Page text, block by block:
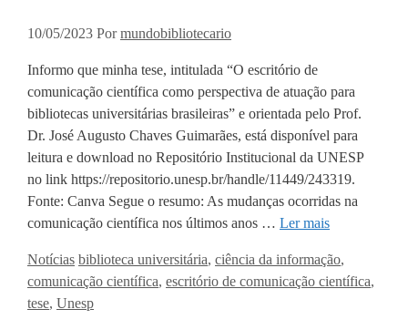
10/05/2023 Pormundobibliotecario
Informo que minha tese, intitulada “O escritório de
comunicação científica como perspectiva de atuação para
bibliotecas universitárias brasileiras” e orientada pelo Prof.
Dr. José Augusto Chaves Guimarães, está disponível para
leitura e download no Repositório Institucional da UNESP
no link https://repositorio.unesp.br/handle/11449/243319.
Fonte: Canva Segue o resumo: As mudanças ocorridas na
comunicação científica nos últimos anos … Ler mais
Categorias
Notícias Tags
biblioteca universitária, ciência da informação,
comunicação científica, escritório de comunicação científica,
tese, Unesp